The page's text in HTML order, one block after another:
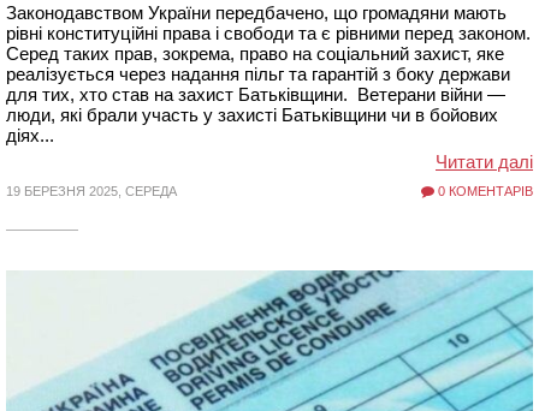
Законодавством України передбачено, що громадяни мають
рівні конституційні права і свободи та є рівними перед законом.
Серед таких прав, зокрема, право на соціальний захист, яке
реалізується через надання пільг та гарантій з боку держави
для тих, хто став на захист Батьківщини. Ветерани війни —
люди, які брали участь у захисті Батьківщини чи в бойових
діях...
Читати далі
19 БЕРЕЗНЯ 2025, СЕРЕДА 0 КОМЕНТАРІВ